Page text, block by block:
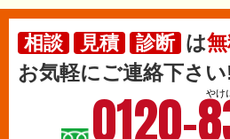
相談 見積 診断 は
お気軽にご連絡下さ
やけ
0120-